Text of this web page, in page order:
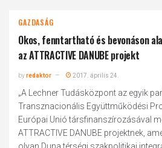
GAZDASÁG
Okos, fenntartható és bevonáson
az ATTRACTIVE DANUBE projekt
byredaktor 2017. április 24.
„A Lechner Tudásközpont az egyik
Transznacionális Együttműködési
Európai Unió társfinanszírozásával
ATTRACTIVE​ DANUBE projektnek,